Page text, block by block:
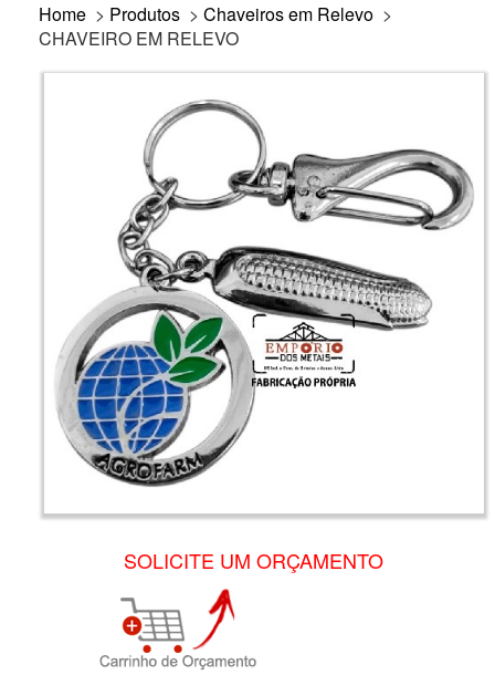
Home > Produtos > Chaveiros em Relevo >
CHAVEIRO EM RELEVO
SOLICITE UM ORÇAMENTO